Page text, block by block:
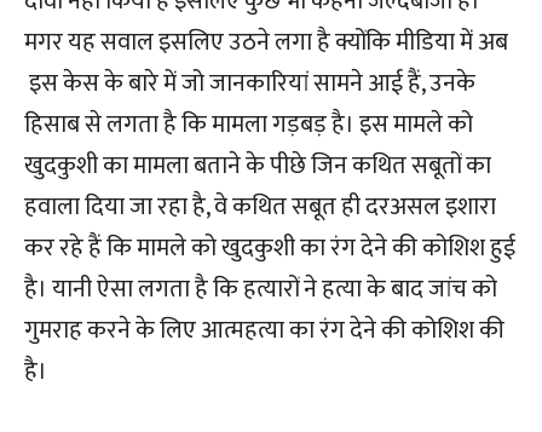
मगर यह सवाल इसलिए उठने लगा है क्योंकि मीडिया में अब
इस केस के बारे में जो जानकारियां सामने आई हैं, उनके
हिसाब से लगता है कि मामला गड़बड़ है। इस मामले को
खुदकुशी का मामला बताने के पीछे जिन कथित सबूतों का
हवाला दिया जा रहा है, वे कथित सबूत ही दरअसल इशारा
कर रहे हैं कि मामले को खुदकुशी का रंग देने की कोशिश हुई
है। यानी ऐसा लगता है कि हत्यारों ने हत्या के बाद जांच को
गुमराह करने के लिए आत्महत्या का रंग देने की कोशिश की
है।